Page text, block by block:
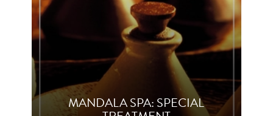
MANDALA SPA: SPECIAL